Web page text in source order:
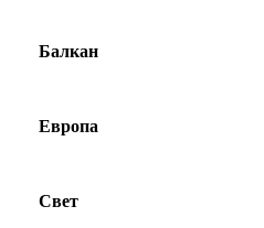
Балкан
Европа
Свет